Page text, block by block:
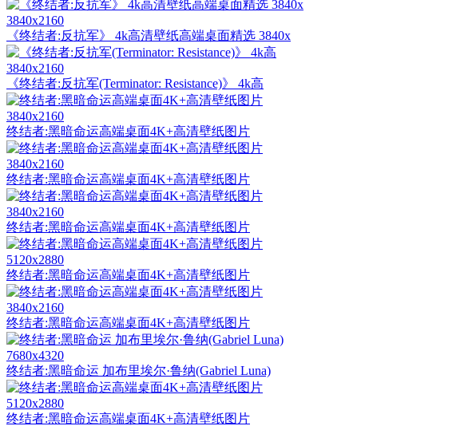
3840x2160
《终结者:反抗军》 4k高清壁纸高端桌面精选 3840x
3840x2160
《终结者:反抗军(Terminator: Resistance)》 4k高
3840x2160
终结者:黑暗命运高端桌面4K+高清壁纸图片
3840x2160
终结者:黑暗命运高端桌面4K+高清壁纸图片
3840x2160
终结者:黑暗命运高端桌面4K+高清壁纸图片
5120x2880
终结者:黑暗命运高端桌面4K+高清壁纸图片
3840x2160
终结者:黑暗命运高端桌面4K+高清壁纸图片
7680x4320
终结者:黑暗命运 加布里埃尔·鲁纳(Gabriel Luna)
5120x2880
终结者:黑暗命运高端桌面4K+高清壁纸图片